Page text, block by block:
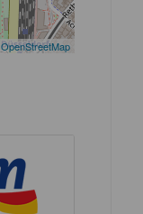
OpenStreetMap